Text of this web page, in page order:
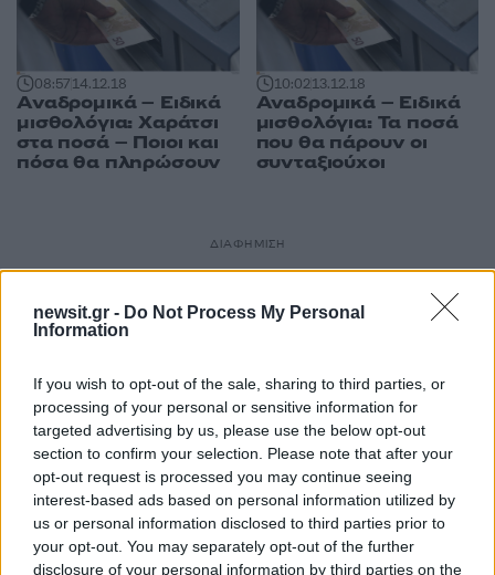
newsit.gr - Do Not Process My Personal
Information
If you wish to opt-out of the sale, sharing to third parties, or
processing of your personal or sensitive information for
targeted advertising by us, please use the below opt-out
section to confirm your selection. Please note that after your
opt-out request is processed you may continue seeing
interest-based ads based on personal information utilized by
us or personal information disclosed to third parties prior to
your opt-out. You may separately opt-out of the further
disclosure of your personal information by third parties on the
08:5714.12.18
Αναδρομικά – Ειδικά
μισθολόγια: Χαράτσι
στα ποσά – Ποιοι και
πόσα θα πληρώσουν
10:0213.12.18
Αναδρομικά – Ειδικά
μισθολόγια: Τα ποσά
που θα πάρουν οι
συνταξιούχοι
ΔΙΑΦΗΜΙΣΗ